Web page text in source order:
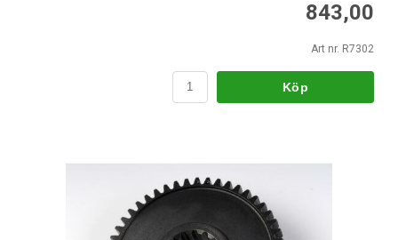
843,00
Art nr. R7302
Köp